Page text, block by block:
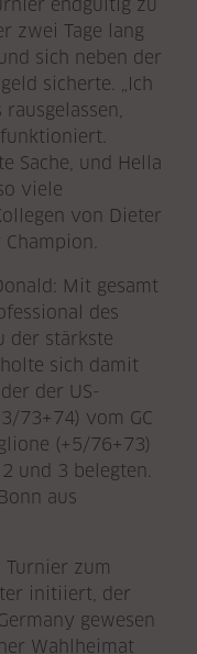
endgültig zu
zwei Tage lang
sich neben der
sicherte. „Ich
Sache, und Hella
viele
von Dieter
Champion.
Mit gesamt
des
der stärkste
sich damit
der US-
73+74) vom GC
(+5/76+73)
und 3 belegten.
aus
Turnier zum
initiiert, der
gewesen
Wahlheimat